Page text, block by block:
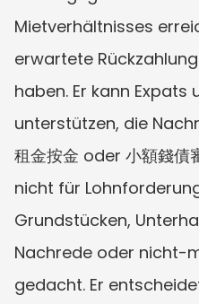
Mietverhältnisses
erwartete
haben. Er kann Expats
unterstützen, die
租金按金 oder 小額錢債
nicht für
Grundstücken,
Nachrede oder nicht-
gedacht. Er